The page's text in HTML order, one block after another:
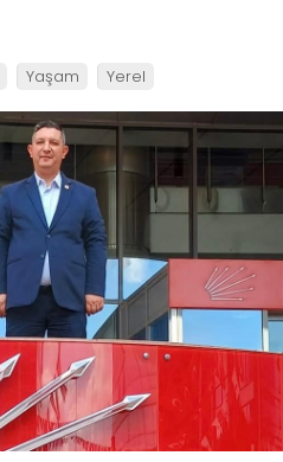
Yaşam Yerel